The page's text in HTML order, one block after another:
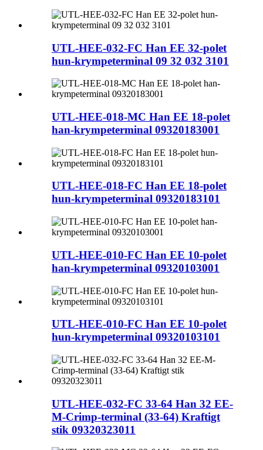
UTL-HEE-032-FC Han EE 32-polet
hun-krympeterminal 09 32 032 3101
UTL-HEE-018-MC Han EE 18-polet
han-krympeterminal 09320183001
UTL-HEE-018-FC Han EE 18-polet
hun-krympeterminal 09320183101
UTL-HEE-010-FC Han EE 10-polet
han-krympeterminal 09320103001
UTL-HEE-010-FC Han EE 10-polet
hun-krympeterminal 09320103101
UTL-HEE-032-FC 33-64 Han 32 EE-
M-Crimp-terminal (33-64) Kraftigt
stik 09320323011